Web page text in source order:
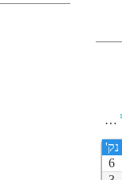
קרית שמונה כדורגל הליכה
נק'
6